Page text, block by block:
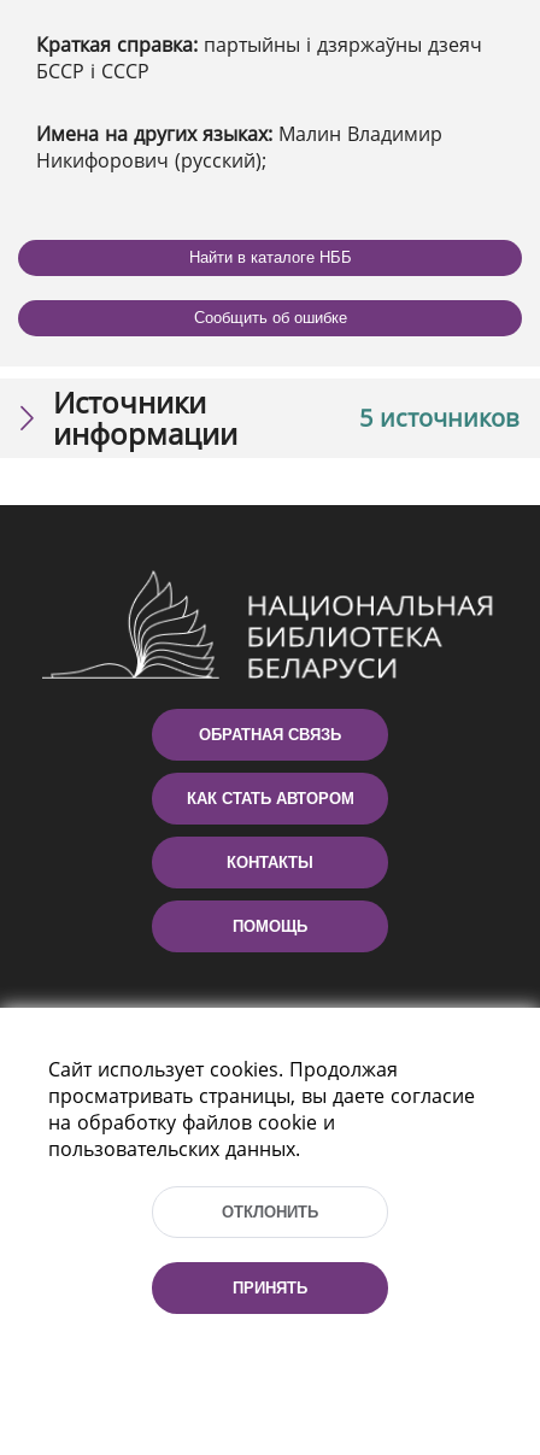
Краткая справка: партыйны і дзяржаўны дзеяч
БССР і СССР
Имена на других языках: Малин Владимир
Никифорович (русский);
Найти в каталоге НББ
Сообщить об ошибке
5 источников
Источники
информации
ОБРАТНАЯ СВЯЗЬ
КАК СТАТЬ АВТОРОМ
КОНТАКТЫ
ПОМОЩЬ
Пр-т Независимости 116
г. Минск, Республика Беларусь, 220114
Тел.: (+375 17) 368 37 37, Факс: (+375 17)
Эл. почта: inbox@nlb.by
Сайт использует cookies. Продолжая
просматривать страницы, вы даете согласие
на обработку файлов cookie и
пользовательских данных.
ОТКЛОНИТЬ
ПРИНЯТЬ